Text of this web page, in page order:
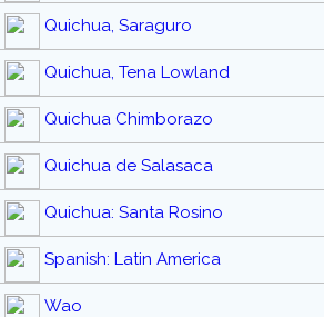
Quichua, Saraguro
Quichua, Tena Lowland
Quichua Chimborazo
Quichua de Salasaca
Quichua: Santa Rosino
Spanish: Latin America
Wao